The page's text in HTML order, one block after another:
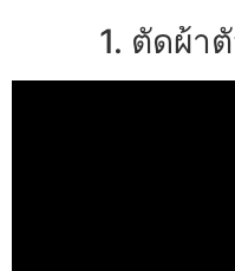
1. ตัดผ้า